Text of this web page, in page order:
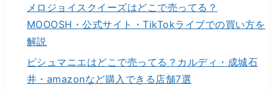
メロジョイスクイーズはどこで売ってる？
MOOOSH・公式サイト・TikTokライブでの買い方を
解説
ピシュマニエはどこで売ってる？カルディ・成城石
井・amazonなど購入できる店舗7選